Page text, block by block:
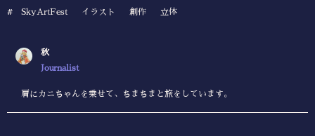
# SkyArtFest イラスト 創作 立体
秋
Journalist
肩にカニちゃんを乗せて、ちまちまと旅をしています。